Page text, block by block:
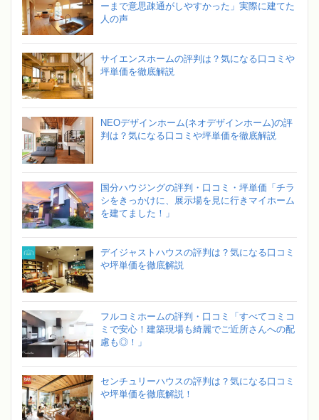
ーまで意思疎通がしやすかった」実際に建てた
人の声
サイエンスホームの評判は？気になる口コミや
坪単価を徹底解説
NEOデザインホーム(ネオデザインホーム)の評
判は？気になる口コミや坪単価を徹底解説
国分ハウジングの評判・口コミ・坪単価「チラ
シをきっかけに、展示場を見に行きマイホーム
を建てました！」
デイジャストハウスの評判は？気になる口コミ
や坪単価を徹底解説
フルコミホームの評判・口コミ「すべてコミコ
ミで安心！建築現場も綺麗でご近所さんへの配
慮も◎！」
センチュリーハウスの評判は？気になる口コミ
や坪単価を徹底解説！